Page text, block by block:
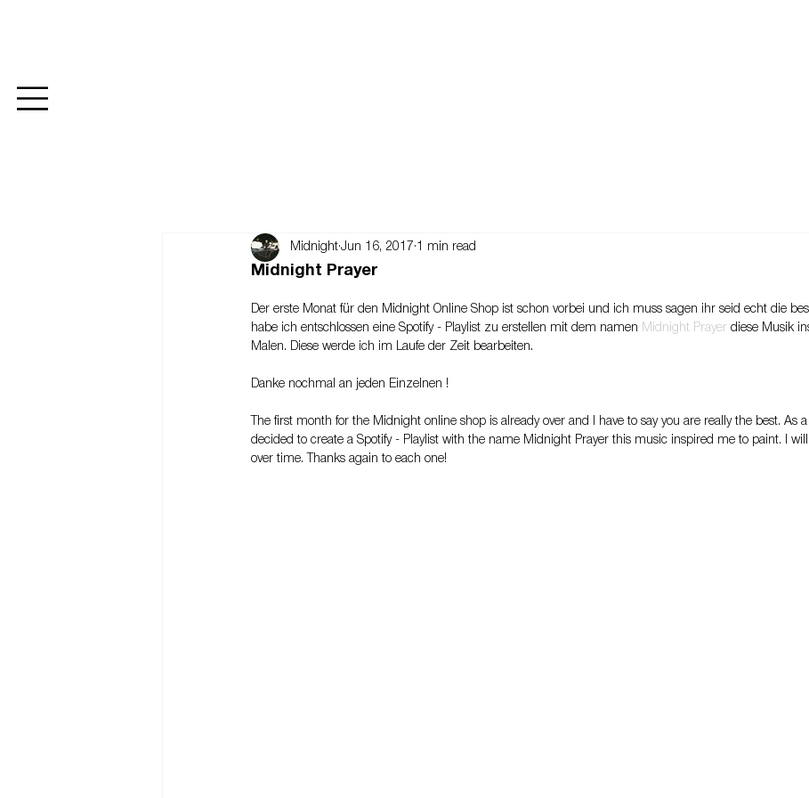
Midnight Prayer
Midnight Jun 16, 2017 1 min read
Der erste Monat für den Midnight Online Shop ist schon vorbei und ich muss sagen ihr seid echt die
habe ich entschlossen eine Spotify - Playlist zu erstellen mit dem namen Midnight Prayer diese Musik
Malen. Diese werde ich im Laufe der Zeit bearbeiten.
Danke nochmal an jeden Einzelnen !
The first month for the Midnight online shop is already over and I have to say you are really the best. As a
decided to create a Spotify - Playlist with the name Midnight Prayer this music inspired me to paint. I
over time. Thanks again to each one!